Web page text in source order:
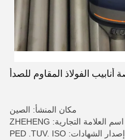
مكان المنشأ: الصين
اسم العلامة التجارية: ZHEHENG
إصدار الشهادات: PED .TUV. ISO